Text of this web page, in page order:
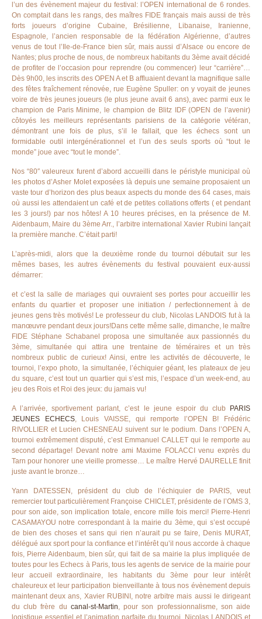
l’un des évènement majeur du festival: l’OPEN international de 6 rondes.
On comptait dans les rangs, des maîtres FIDE français mais aussi de très
forts joueurs d’origine Cubaine, Brésilienne, Libanaise, Iranienne,
Espagnole, l’ancien responsable de la fédération Algérienne, d’autres
venus de tout l’Ile-de-France bien sûr, mais aussi d’Alsace ou encore de
Nantes; plus proche de nous, de nombreux habitants du 3ème avait décidé
de profiter de l’occasion pour reprendre (ou commencer) leur “carrière”…
Dès 9h00, les inscrits des OPEN A et B affluaient devant la magnifique salle
des fêtes fraîchement rénovée, rue Eugène Spuller: on y voyait de jeunes
voire de très jeunes joueurs (le plus jeune avait 6 ans), avec parmi eux le
champion de Paris Minime, le champion de Blitz IDF (OPEN de l’avenir)
côtoyés les meilleurs représentants parisiens de la catégorie vétéran,
démontrant une fois de plus, s’il le fallait, que les échecs sont un
formidable outil intergénérationnel et l’un des seuls sports où “tout le
monde” joue avec “tout le monde”.
Nos “80″ valeureux furent d’abord accueilli dans le péristyle municipal où
les photos d’Asher Molet exposées là depuis une semaine proposaient un
vaste tour d’horizon des plus beaux aspects du monde des 64 cases, mais
où aussi les attendaient un café et de petites collations offerts ( et pendant
les 3 jours!) par nos hôtes! A 10 heures précises, en la présence de M.
Aidenbaum, Maire du 3ème Arr., l’arbitre international Xavier Rubini lançait
la première manche. C’était parti!
L’après-midi, alors que la deuxième ronde du tournoi débutait sur les
mêmes bases, les autres évènements du festival pouvaient eux-aussi
démarrer:
et c’est la salle de mariages qui ouvraient ses portes pour accueillir les
enfants du quartier et proposer une initiation / perfectionnement à de
jeunes gens très motivés! Le professeur du club, Nicolas LANDOIS fut à la
manœuvre pendant deux jours!Dans cette même salle, dimanche, le maître
FIDE Stéphane Schabanel proposa une simultanée aux passionnés du
3ème, simultanée qui attira une trentaine de téméraires et un très
nombreux public de curieux! Ainsi, entre les activités de découverte, le
tournoi, l’expo photo, la simultanée, l’échiquier géant, les plateaux de jeu
du square, c’est tout un quartier qui s’est mis, l’espace d’un week-end, au
jeu des Rois et Roi des jeux: du jamais vu!
A l’arrivée, sportivement parlant, c’est le jeune espoir du club
PARIS
JEUNES ECHECS, Louis VAISSE, qui remporte l’OPEN B! Frédéric
RIVOLLIER et Lucien CHESNEAU suivent sur le podium. Dans l’OPEN A,
tournoi extrêmement disputé, c’est Emmanuel CALLET qui le remporte au
second départage! Devant notre ami Maxime FOLACCI venu exprès du
Tarn pour honorer une vieille promesse… Le maître Hervé DAURELLE finit
juste avant le bronze…
Yann DATESSEN, président du club de l’échiquier de PARIS, veut
remercier tout particulièrement Françoise CHICLET, présidente de l’OMS 3,
pour son aide, son implication totale, encore mille fois merci! Pierre-Henri
CASAMAYOU notre correspondant à la mairie du 3ème, qui s’est occupé
de bien des choses et sans qui rien n’aurait pu se faire, Denis MURAT,
délégué aux sport pour la confiance et l’intérêt qu’il nous accorde à chaque
fois, Pierre Aidenbaum, bien sûr, qui fait de sa mairie la plus impliquée de
toutes pour les Echecs à Paris, tous les agents de service de la mairie pour
leur accueil extraordinaire, les habitants du 3ème pour leur intérêt
chaleureux et leur participation bienveillante à tous nos évènement depuis
maintenant deux ans, Xavier RUBINI, notre arbitre mais aussi le dirigeant
du club frère du canal-st-Martin, pour son professionnalisme, son aide